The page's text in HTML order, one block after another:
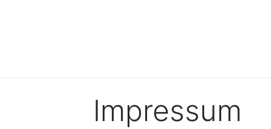
Impressum